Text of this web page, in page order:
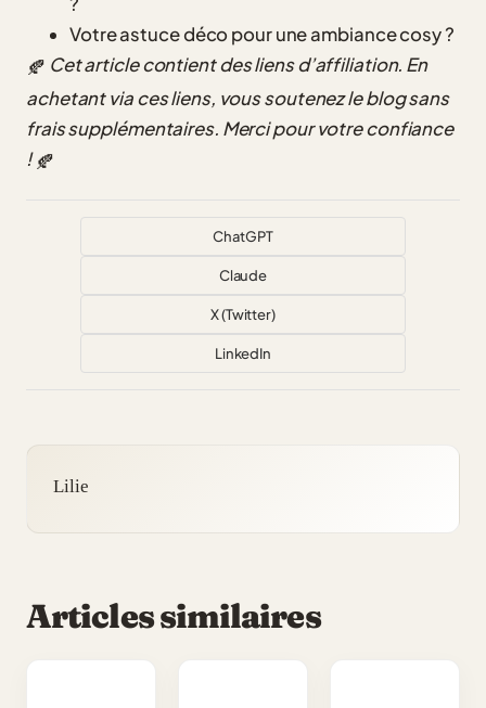
Votre astuce déco pour une ambiance cosy ?
🍂 Cet article contient des liens d’affiliation. En
achetant via ces liens, vous soutenez le blog sans
frais supplémentaires. Merci pour votre confiance
! 🍂
ChatGPT
Claude
X (Twitter)
LinkedIn
Lilie
Articles similaires